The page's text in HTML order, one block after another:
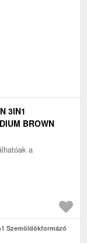
3IN1
BROWN
a
Szemöldökformázó